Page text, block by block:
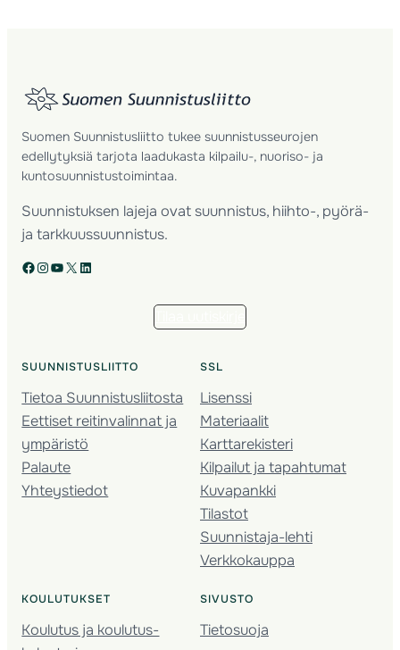
Suomen Suunnistusliitto tukee suunnistusseurojen
edellytyksiä tarjota laadukasta kilpailu-, nuoriso- ja
kuntosuunnistustoimintaa.
Suunnistuksen lajeja ovat suunnistus, hiihto-, pyörä-
ja tarkkuussuunnistus.
Facebook Instagram YouTube X LinkedIn
SUUNNISTUSLIITTO
Tietoa Suunnistusliitosta
Eettiset reitinvalinnat ja
ympäristö
Palaute
Yhteystiedot
SSL
Lisenssi
Materiaalit
Karttarekisteri
Kilpailut ja tapahtumat
Kuvapankki
Tilastot
Suunnistaja-lehti
Verkkokauppa
KOULUTUKSET
Koulutus ja koulutus­
SIVUSTO
Tietosuoja